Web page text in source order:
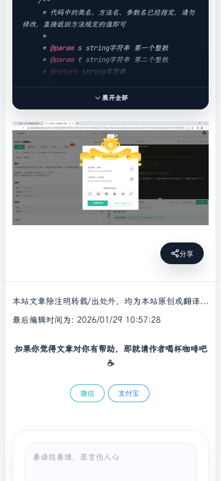
修改，直接返回方法规定的值即可
     *
@param s string字符串 第一个整数
     *
@param t string字符串 第二个整数
     *
@return string字符串
solve (String s, String t)
return String.valueOf((new
BigInteger(s).multiply(new BigInteger(t))));
    }
展开全部
分享
本站文章除注明转载/出处外，均为本站原创或翻译，转载前请务必署名，转载请标明出处。
最后编辑时间为: 2026/01/29 10:57:28
如果你觉得文章对你有帮助，那就请作者喝杯咖啡吧
☕
微信 支付宝